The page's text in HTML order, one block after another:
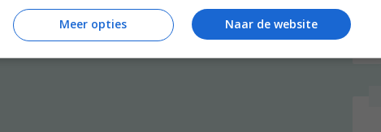
Naar de website
Meer opties